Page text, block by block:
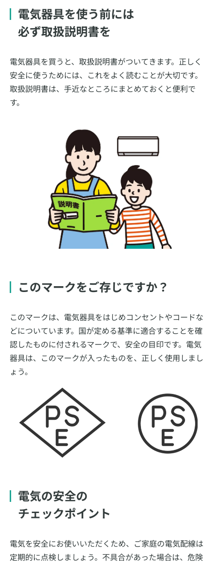
電気器具を使う前には
必ず取扱説明書を
電気器具を買うと、取扱説明書がついてきます。正しく
安全に使うためには、これをよく読むことが大切です。
取扱説明書は、手近なところにまとめておくと便利で
す。
このマークをご存じですか？
このマークは、電気器具をはじめコンセントやコードな
どについています。国が定める基準に適合することを確
認したものに付されるマークで、安全の目印です。電気
器具は、このマークが入ったものを、正しく使用しまし
ょう。
電気の安全の
チェックポイント
電気を安全にお使いいただくため、ご家庭の電気配線は
定期的に点検しましょう。不具合があった場合は、危険